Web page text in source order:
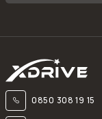
0850 308 19 15